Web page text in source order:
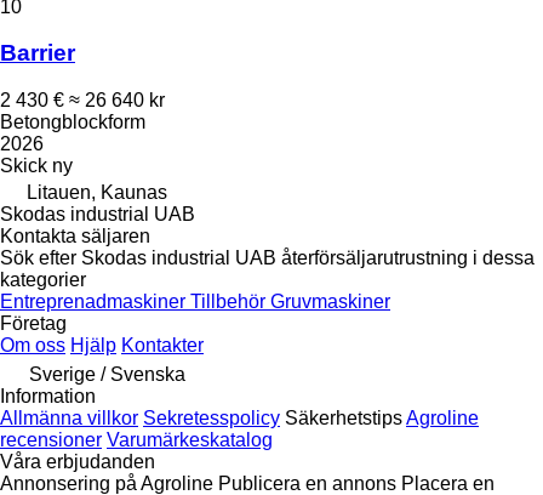
10
Barrier
2 430 € ≈ 26 640 kr
Betongblockform
2026
Skick ny
Litauen, Kaunas
Skodas industrial UAB
Kontakta säljaren
Sök efter Skodas industrial UAB återförsäljarutrustning i dessa
kategorier
Entreprenadmaskiner Tillbehör Gruvmaskiner
Företag
Om oss Hjälp Kontakter
Sverige / Svenska
Information
Allmänna villkor Sekretesspolicy SäkerhetstipsAgroline
recensioner Varumärkeskatalog
Våra erbjudanden
Annonsering på Agroline Publicera en annons Placera en